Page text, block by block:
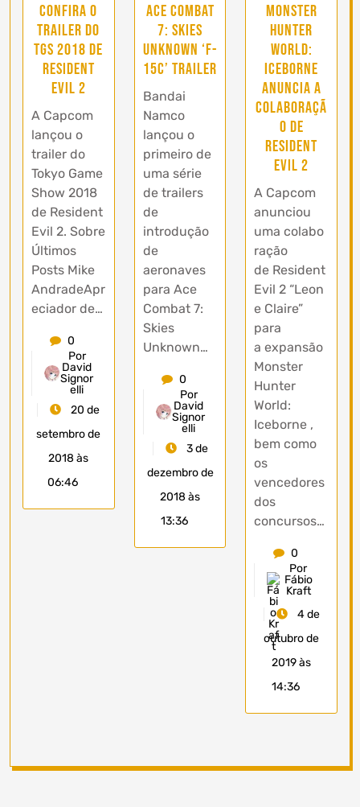
Confira o
trailer do
TGS 2018 de
Resident
Evil 2
A Capcom
lançou o
trailer do
Tokyo Game
Show 2018
de Resident
Evil 2. Sobre
Últimos
Posts Mike
AndradeApr
eciador de…
0
Por
David
Signor
elli
20 de
setembro de
2018 às
06:46
Ace Combat
7: Skies
Unknown ‘F-
15C’ trailer
Bandai
Namco
lançou o
primeiro de
uma série
de trailers
de
introdução
de
aeronaves
para Ace
Combat 7:
Skies
Unknown…
0
Por
David
Signor
elli
3 de
dezembro de
2018 às
13:36
Monster
Hunter
World:
Iceborne
anuncia a
colaboraçã
o de
Resident
Evil 2
A Capcom
anunciou
uma colabo
ração
de Resident
Evil 2 “Leon
e Claire”
para
a expansão
Monster
Hunter
World:
Iceborne ,
bem como
os
vencedores
dos
concursos…
0
Por
Fábio
Kraft
4 de
outubro de
2019 às
14:36